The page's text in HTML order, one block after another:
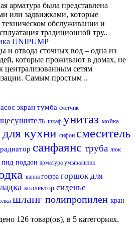
арматура была представлена
или задвижками, которые
обслуживании и
традиционной тру..
UNIPUMP
и отвода сточных вод – одна из
которые проживают в домах, не
сетям
Самым простым ..
экран тумба счетчик
шкаф унитаз мойка
для кухни сифон смеситель
радиатор санфаянс труба люк
пнд поддон арматура умывальник
ванна гофра горшок для
коллектор сиденье
шланг полипропилен кран
126 товар(ов), в 5 категориях.